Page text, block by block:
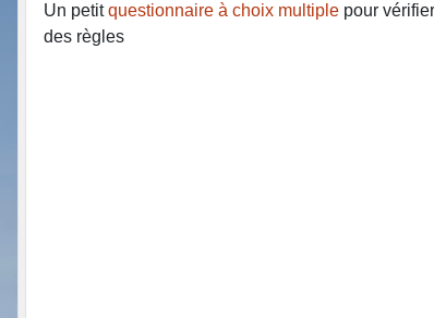
Un petitquestionnaire à choix multiple pour
des règles